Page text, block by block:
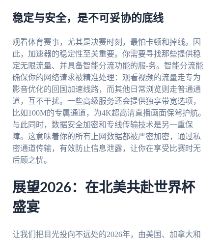
稳定与安全，是不可妥协的底线
观看体育赛事，尤其是决赛时刻，最怕卡顿和掉线。因
此，加速器的稳定性至关重要。你需要寻找那些提供稳
定无限流量、并具备智能分流功能的服-务。智能分流能
确保你的网络请求被精准处理：观看视频的流量走专为
影音优化的回国加速线路，而其他日常浏览则走普通通
道，互不干扰。一些高级服务还会提供独享带宽选项，
比如100M的专属通道，为4K超高清直播画面保驾护航。
与此同时，数据安全加密和专线传输技术是另一重保
障。这意味着你的所有上网数据都被严密加密，通过私
密通道传输，有效防止信息泄露，让你在享受比赛时无
后顾之忧。
展望2026：在北美共赴世界杯
盛宴
让我们把目光投向不远处的2026年，由美国、加拿大和